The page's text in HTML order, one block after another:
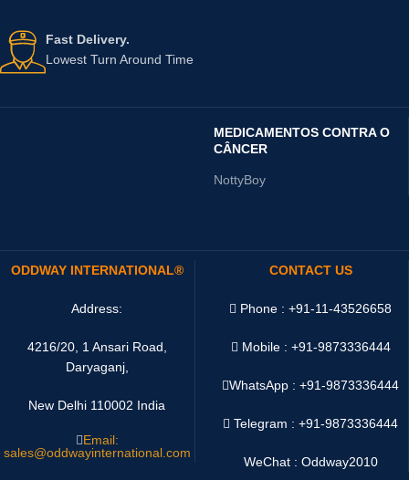
Fast Delivery.
Lowest Turn Around Time
MEDICAMENTOS CONTRA O
CÂNCER
NottyBoy
ODDWAY INTERNATIONAL®
Address:
4216/20, 1 Ansari Road,
Daryaganj,
New Delhi 110002 India
Email:
sales@oddwayinternational.com
CONTACT US
Phone : +91-11-43526658
Mobile : +91-9873336444
WhatsApp :+91-9873336444
Telegram : +91-9873336444
WeChat : Oddway2010